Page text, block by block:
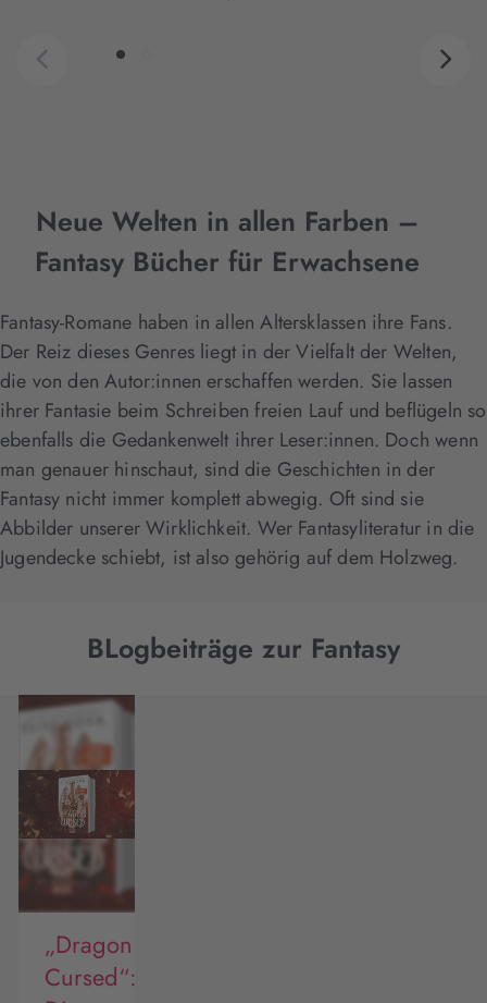
Neue Welten in allen Farben –
Fantasy Bücher für Erwachsene
Fantasy-Romane haben in allen Altersklassen ihre Fans.
Der Reiz dieses Genres liegt in der Vielfalt der Welten,
die von den Autor:innen erschaffen werden. Sie lassen
ihrer Fantasie beim Schreiben freien Lauf und beflügeln so
ebenfalls die Gedankenwelt ihrer Leser:innen. Doch wenn
man genauer hinschaut, sind die Geschichten in der
Fantasy nicht immer komplett abwegig. Oft sind sie
Abbilder unserer Wirklichkeit. Wer Fantasyliteratur in die
Jugendecke schiebt, ist also gehörig auf dem Holzweg.
BLogbeiträge zur Fantasy
„Dragon
Cursed“: